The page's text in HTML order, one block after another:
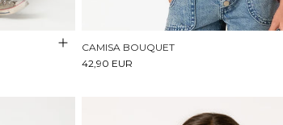
CAMISA BOUQUET
42,90 EUR